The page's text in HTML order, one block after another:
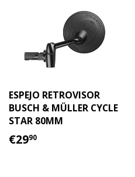
ESPEJO RETROVISOR
BUSCH & MÜLLER CYCLE
STAR 80MM
PRECIO
€2990